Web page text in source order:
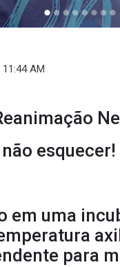
AM
esquecer!
em uma
para